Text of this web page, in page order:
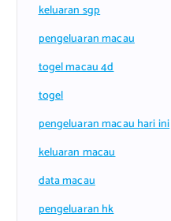
keluaran sgp
pengeluaran macau
togel macau 4d
togel
pengeluaran macau hari ini
keluaran macau
data macau
pengeluaran hk